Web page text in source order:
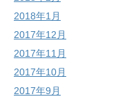
2018年1月
2017年12月
2017年11月
2017年10月
2017年9月